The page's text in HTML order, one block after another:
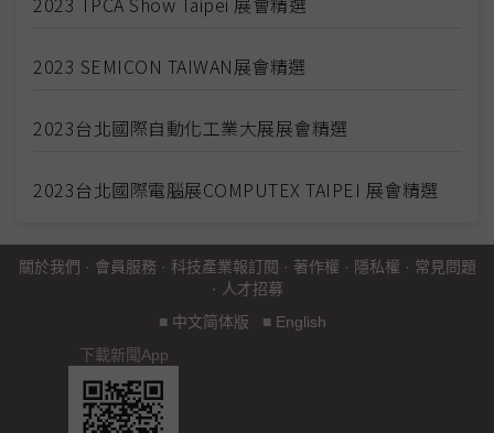
2023 SEMICON TAIWAN展會精選
2023台北國際自動化工業大展展會精選
2023台北國際電腦展COMPUTEX TAIPEI 展會精選
關於我們 · 會員服務 · 科技產業報訂閱 · 著作權 · 隱私權 · 常見問題
· 人才招募
■ 中文简体版 ■ English
下載新聞App